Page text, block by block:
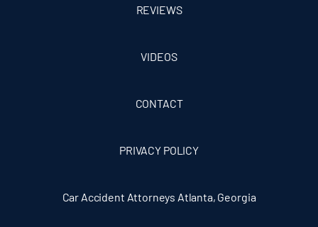
REVIEWS
VIDEOS
CONTACT
PRIVACY POLICY
Car Accident Attorneys Atlanta, Georgia